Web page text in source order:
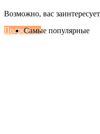
Настенные сплит-системы
Подробнее
Возможно, вас заинтересует
Самые популярные